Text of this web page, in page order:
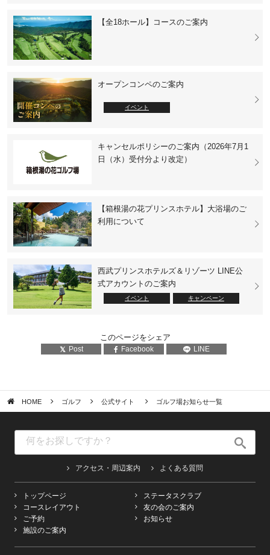
【全18ホール】コースのご案内
オープンコンペのご案内
イベント
キャンセルポリシーのご案内（2026年7月1
日（水）受付分より改定）
【箱根湯の花プリンスホテル】大浴場のご
利用について
西武プリンスホテルズ＆リゾーツ LINE公
式アカウントのご案内
イベント キャンペーン
このページをシェア
Post Facebook LINE
HOME ゴルフ 公式サイト ゴルフ場お知らせ一覧
アクセス・周辺案内 よくある質問
トップページ
ステータスクラブ
コースレイアウト
友の会のご案内
ご予約
お知らせ
施設のご案内